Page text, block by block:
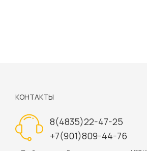
КОНТАКТЫ
8(4835)22-47-25
+7(901)809-44-76